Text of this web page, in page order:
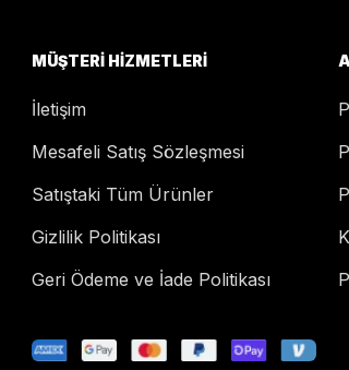
MÜŞTERI HIZMETLERI
İletişim
Mesafeli Satış Sözleşmesi
Satıştaki Tüm Ürünler
Gizlilik Politikası
Geri Ödeme ve İade Politikası